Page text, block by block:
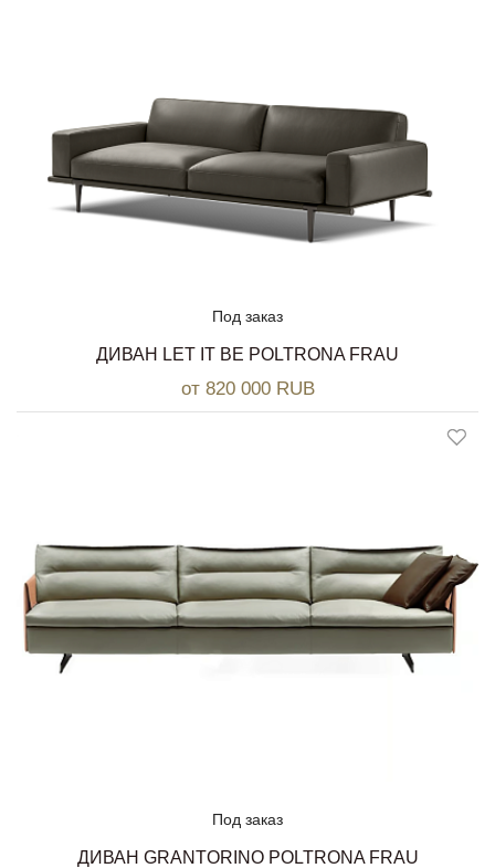
Под заказ
ДИВАН LET IT BE POLTRONA FRAU
от 820 000 RUB
Под заказ
ДИВАН GRANTORINO POLTRONA FRAU